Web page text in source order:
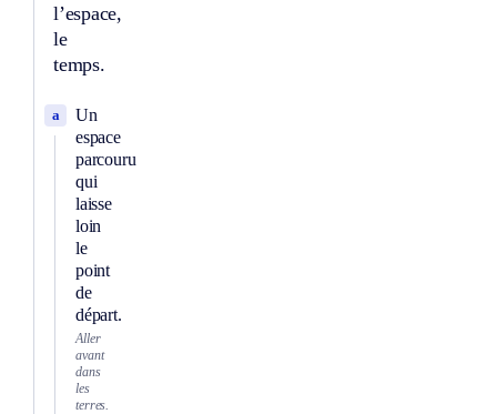
l’espace,
le
temps.
Un
espace
parcouru
qui
laisse
loin
le
point
de
départ.
a
Aller
avant
dans
les
terres.